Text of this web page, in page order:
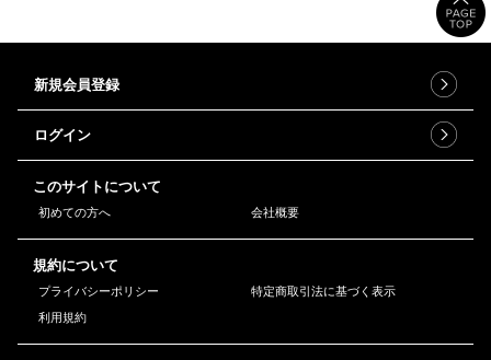
新規会員登録
ログイン
このサイトについて
初めての方へ 会社概要
規約について
プライバシーポリシー
特定商取引法に基づく表示
利用規約